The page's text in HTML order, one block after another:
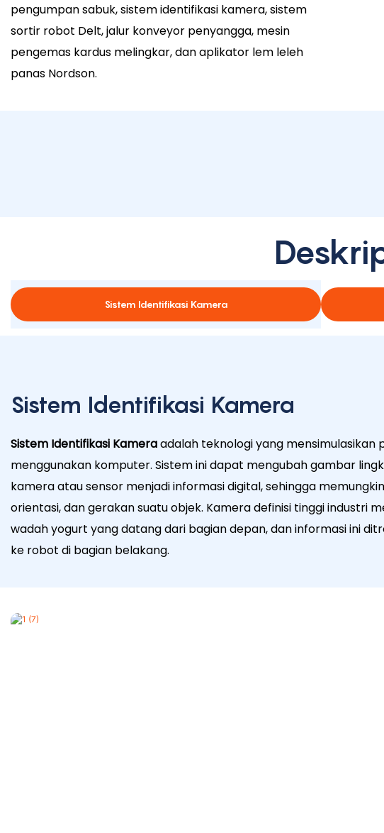
pengumpan sabuk, sistem identifikasi kamera, sistem
sortir robot Delt, jalur konveyor penyangga, mesin
pengemas kardus melingkar, dan aplikator lem leleh
panas Nordson.
Sistem Identifikasi Kamera
Sistem Identifikasi Kamera
Sistem Identifikasi Kameraadalah teknologi yang mensimulasikan
menggunakan komputer. Sistem ini dapat mengubah gambar
kamera atau sensor menjadi informasi digital, sehingga
orientasi, dan gerakan suatu objek. Kamera definisi tinggi industri
wadah yogurt yang datang dari bagian depan, dan informasi ini
ke robot di bagian belakang.